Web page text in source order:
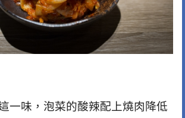
一味，泡菜的酸辣配上燒肉降低